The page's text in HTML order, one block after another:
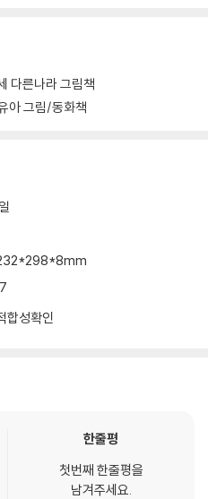
다른나라 그림책
아 그림/동화책
합성확인
한줄평
첫번째 한줄평을
남겨주세요.